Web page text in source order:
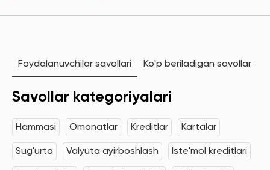
Foydalanuvchilar savollari Ko'p beriladigan savollar
Savollar kategoriyalari
Hammasi Omonatlar Kreditlar Kartalar
Sug'urta Valyuta ayirboshlash Iste'mol kreditlari